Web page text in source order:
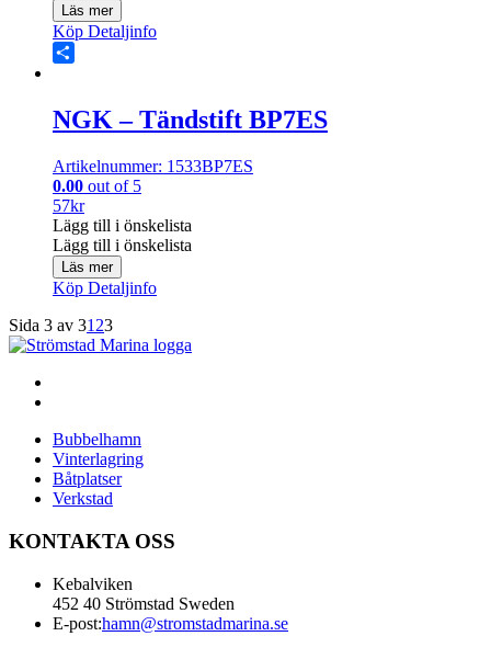
Läs mer
Köp Detaljinfo
NGK – Tändstift BP7ES
Artikelnummer: 1533BP7ES
0.00 out of 5
57kr
Lägg till i önskelista
Lägg till i önskelista
Läs mer
Köp Detaljinfo
Sida 3 av 31 23
Bubbelhamn
Vinterlagring
Båtplatser
Verkstad
KONTAKTA OSS
Kebalviken
452 40 Strömstad Sweden
E-post:hamn@stromstadmarina.se